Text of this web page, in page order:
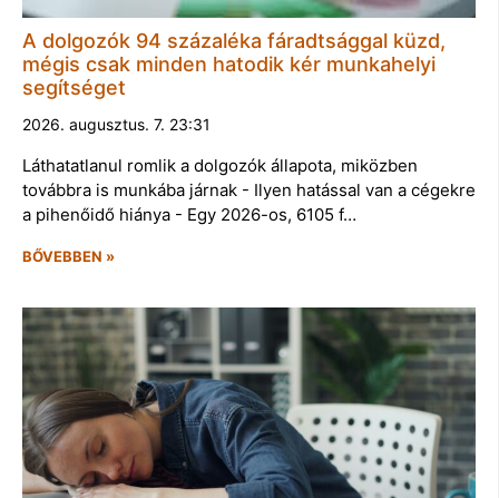
A dolgozók 94 százaléka fáradtsággal küzd,
mégis csak minden hatodik kér munkahelyi
segítséget
2026. augusztus. 7. 23:31
Láthatatlanul romlik a dolgozók állapota, miközben
továbbra is munkába járnak - Ilyen hatással van a cégekre
a pihenőidő hiánya - Egy 2026-os, 6105 f…
BŐVEBBEN »